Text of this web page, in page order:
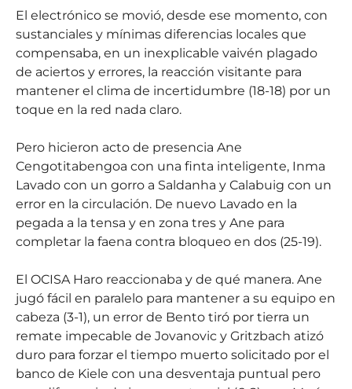
El electrónico se movió, desde ese momento, con
sustanciales y mínimas diferencias locales que
compensaba, en un inexplicable vaivén plagado
de aciertos y errores, la reacción visitante para
mantener el clima de incertidumbre (18-18) por un
toque en la red nada claro.
Pero hicieron acto de presencia Ane
Cengotitabengoa con una finta inteligente, Inma
Lavado con un gorro a Saldanha y Calabuig con un
error en la circulación. De nuevo Lavado en la
pegada a la tensa y en zona tres y Ane para
completar la faena contra bloqueo en dos (25-19).
El OCISA Haro reaccionaba y de qué manera. Ane
jugó fácil en paralelo para mantener a su equipo en
cabeza (3-1), un error de Bento tiró por tierra un
remate impecable de Jovanovic y Gritzbach atizó
duro para forzar el tiempo muerto solicitado por el
banco de Kiele con una desventaja puntual pero